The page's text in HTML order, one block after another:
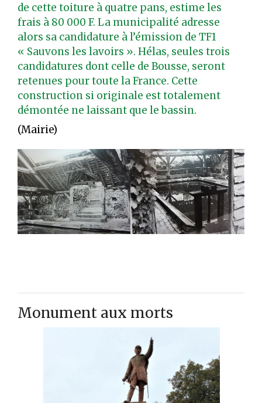
de cette toiture à quatre pans, estime les
frais à 80 000 F. La municipalité adresse
alors sa candidature à l’émission de TF1
« Sauvons les lavoirs ». Hélas, seules trois
candidatures dont celle de Bousse, seront
retenues pour toute la France. Cette
construction si originale est totalement
démontée ne laissant que le bassin.
(Mairie)
Monument aux morts